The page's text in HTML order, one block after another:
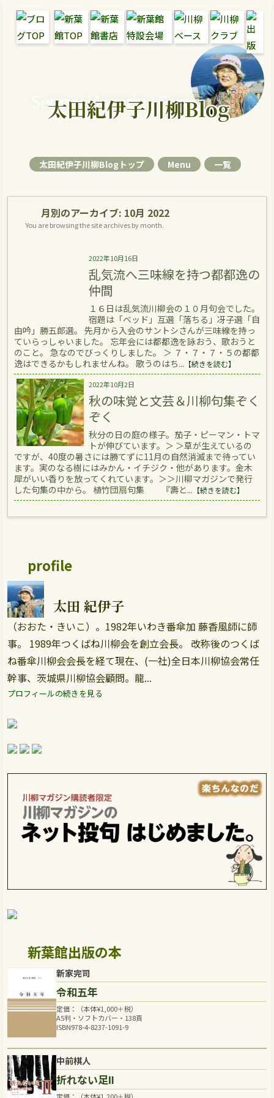
Senryu Magazine Senryu Blog
太田紀伊子川柳Blog
太田紀伊子川柳Blogトップ Menu 一覧
月別のアーカイブ: 10月 2022
You are browsing the site archives by month.
2022年10月16日
乱気流へ三味線を持つ都都逸の
仲間
１６日は乱気流川柳会の１０月句会でした。
宿題は「ベッド」互選「落ちる」冴子選「自
由吟」勝五郎選。 先月から入会のサントシさんが三味線を持っ
ていらっしゃいました。 忘年会には都都逸を詠おう、歌おうと
のこと。 急なのでびっくりしました。 ＞ ７・７・７・５の都都
逸はできるかもしれませんね。 歌うのはち... 【続きを読む】
2022年10月2日
秋の味覚と文芸＆川柳句集ぞく
ぞく
秋分の日の庭の様子。茄子・ピーマン・トマ
トが伸びています。＞ ＞草が生えているの
ですが、40度の暑さには勝てずに11月の自然消滅まで待ってい
ます。実のなる樹にはみかん・イチジク・他があります。金木
犀がいい香りを放ってくれています。＞＞川柳マガジンで発行
した句集の中から。 植竹団扇句集 『壽と... 【続きを読む】
profile
太田 紀伊子
（おおた・きいこ）。1982年いわき番傘加 藤香風師に師
事。 1989年つくばね川柳会を創立会長。 改称後のつくば
ね番傘川柳会会長を経て現在、(一社)全日本川柳協会常任
幹事、茨城県川柳協会顧問。龍...
プロフィールの続きを見る
新葉館出版の本
新家完司
令和五年
定価：（本体¥1,000＋税）
A5判・ソフトカバー・138頁
ISBN978-4-8237-1091-9
中前棋人
折れない足Ⅱ
定価：（本体¥1,200＋税）